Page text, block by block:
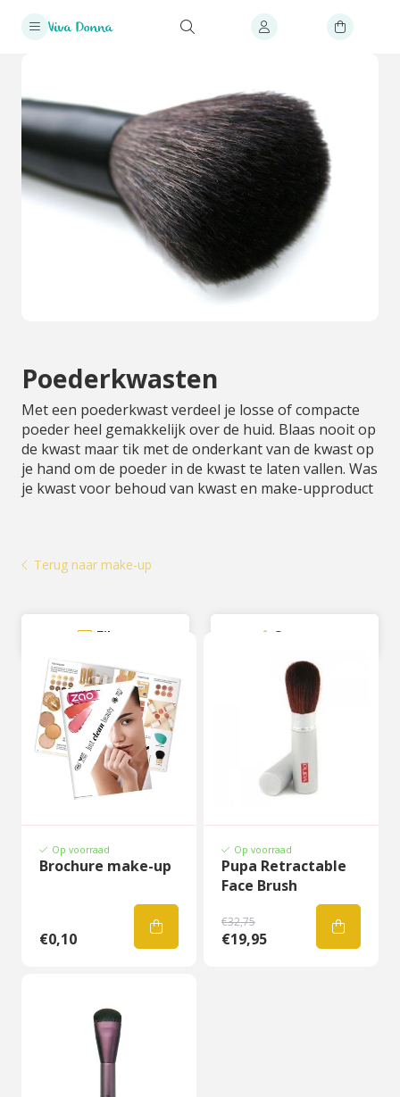
Poederkwasten
Met een poederkwast verdeel je losse of compacte
poeder heel gemakkelijk over de huid. Blaas nooit op
de kwast maar tik met de onderkant van de kwast op
je hand om de poeder in de kwast te laten vallen. Was
je kwast voor behoud van kwast en make-upproduct
Terug naar make-up
Filter Sorteer
Op voorraad
Brochure make-up
€0,10
Op voorraad
Pupa Retractable
Face Brush
€32,75
€19,95